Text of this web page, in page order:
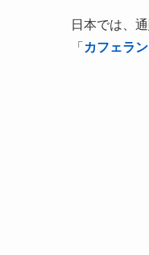
日本では、
「 カフェラ